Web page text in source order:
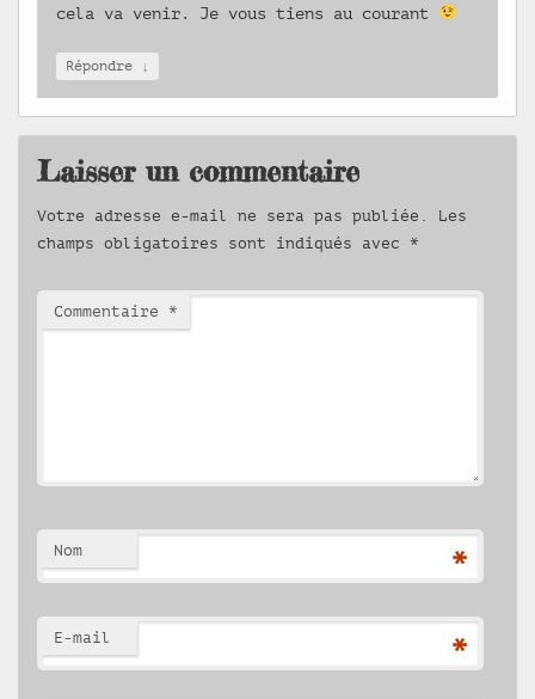
cela va venir. Je vous tiens au courant
Répondre ↓
Laisser un commentaire
Votre adresse e-mail ne sera pas publiée.
Les
champs obligatoires sont indiqués avec *
Commentaire *
Nom *
E-mail *